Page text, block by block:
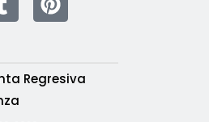
Regresiva